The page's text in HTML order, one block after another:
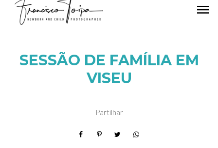
menu
SESSÃO DE FAMÍLIA EM
VISEU
Partilhar